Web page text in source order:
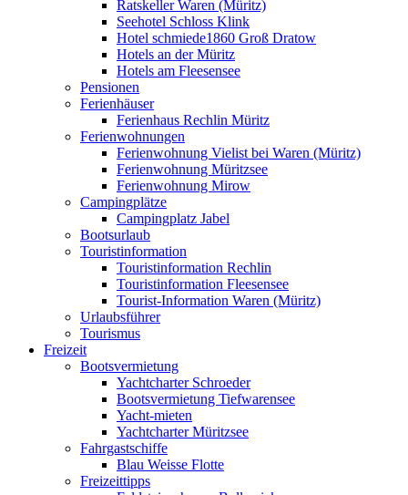
Ratskeller Waren (Müritz)
Seehotel Schloss Klink
Hotel schmiede1860 Groß Dratow
Hotels an der Müritz
Hotels am Fleesensee
Pensionen
Ferienhäuser
Ferienhaus Rechlin Müritz
Ferienwohnungen
Ferienwohnung Vielist bei Waren (Müritz)
Ferienwohnung Müritzsee
Ferienwohnung Mirow
Campingplätze
Campingplatz Jabel
Bootsurlaub
Touristinformation
Touristinformation Rechlin
Touristinformation Fleesensee
Tourist-Information Waren (Müritz)
Urlaubsführer
Tourismus
Freizeit
Bootsvermietung
Yachtcharter Schroeder
Bootsvermietung Tiefwarensee
Yacht-mieten
Yachtcharter Müritzsee
Fahrgastschiffe
Blau Weisse Flotte
Freizeittipps